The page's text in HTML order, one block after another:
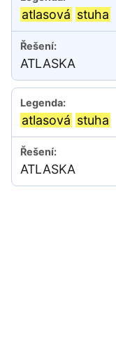
atlasová stuha
ATLASKA
atlasová stuha
ATLASKA